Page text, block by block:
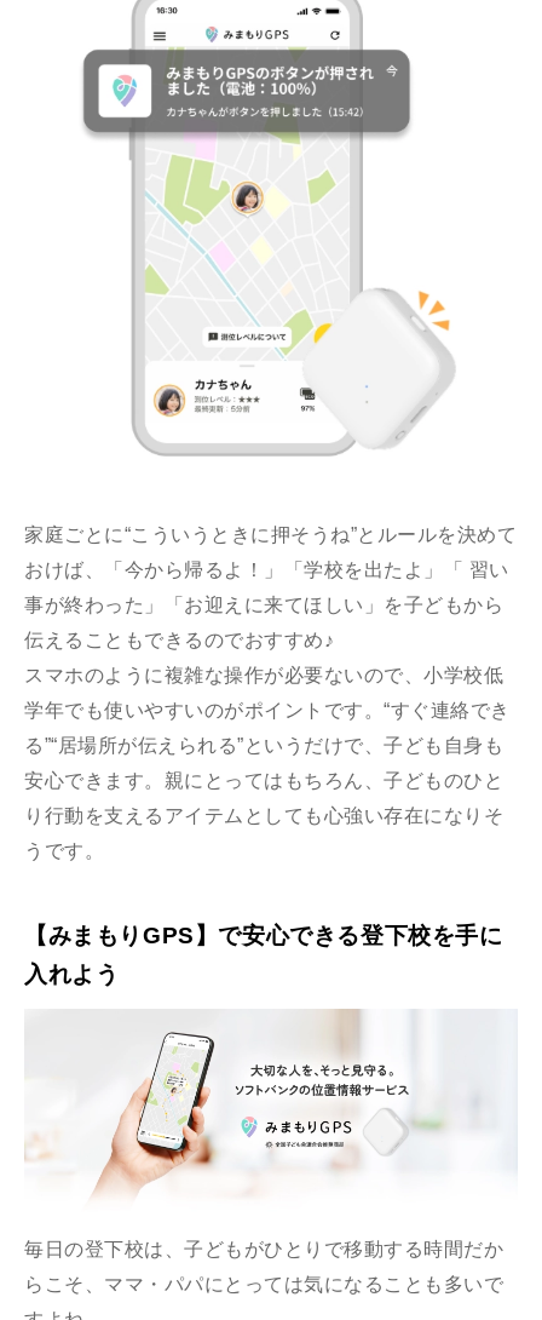
家庭ごとに“こういうときに押そうね”とルールを決めて
おけば、「今から帰るよ！」「学校を出たよ」「 習い
事が終わった」「お迎えに来てほしい」を子どもから
伝えることもできるのでおすすめ♪
スマホのように複雑な操作が必要ないので、小学校低
学年でも使いやすいのがポイントです。“すぐ連絡でき
る”“居場所が伝えられる”というだけで、子ども自身も
安心できます。親にとってはもちろん、子どものひと
り行動を支えるアイテムとしても心強い存在になりそ
うです。
【みまもりGPS】で安心できる登下校を手に
入れよう
毎日の登下校は、子どもがひとりで移動する時間だか
らこそ、ママ・パパにとっては気になることも多いで